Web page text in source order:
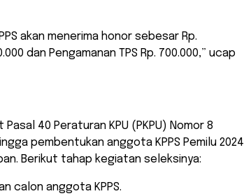
akan menerima honor sebesar Rp.
dan Pengamanan TPS Rp. 700.000,” ucap
40 Peraturan KPU (PKPU) Nomor 8
pembentukan anggota KPPS Pemilu 2024
Berikut tahap kegiatan seleksinya:
calon anggota KPPS.